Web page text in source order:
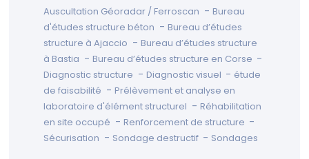
Auscultation Géoradar / Ferroscan - Bureau
d'études structure béton
- Bureau d’études
structure à Ajaccio
- Bureau d’études structure
à Bastia
- Bureau d’études structure en Corse -
Diagnostic structure - Diagnostic visuel - étude
de faisabilité
- Prélèvement et analyse en
laboratoire d'élément structurel
- Réhabilitation
en site occupé
- Renforcement de structure -
Sécurisation - Sondage destructif - Sondages